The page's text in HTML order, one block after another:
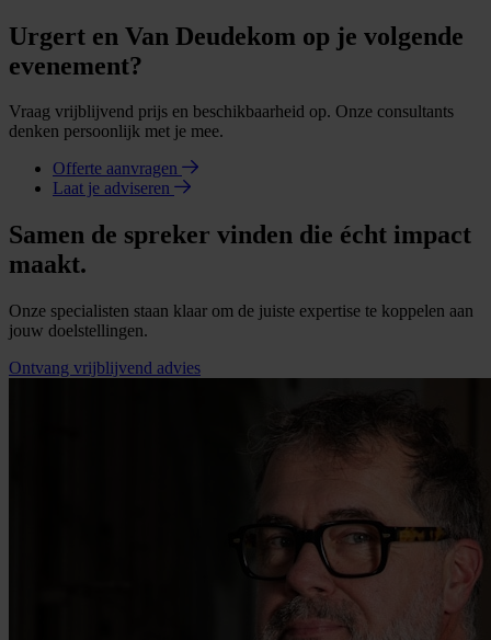
Urgert en Van Deudekom op je volgende
evenement?
Vraag vrijblijvend prijs en beschikbaarheid op. Onze consultants
denken persoonlijk met je mee.
Offerte aanvragen
Laat je adviseren
Samen de spreker vinden die écht impact
maakt.
Onze specialisten staan klaar om de juiste expertise te koppelen aan
jouw doelstellingen.
Ontvang vrijblijvend advies